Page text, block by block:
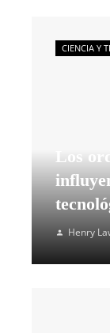
Los
Henry
CIENCIA Y